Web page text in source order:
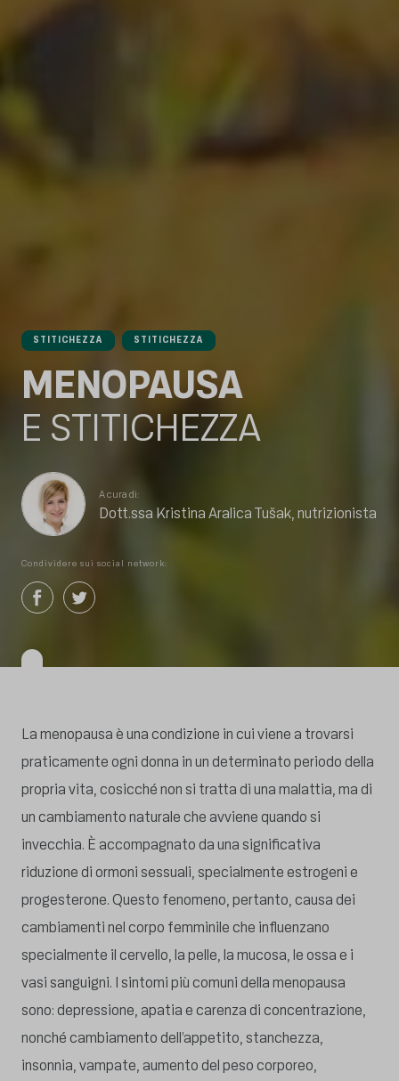
STITICHEZZA STITICHEZZA
MENOPAUSA
E STITICHEZZA
A cura di:
Dott.ssa Kristina Aralica Tušak, nutrizionista
Condividere sui social network:
La menopausa è una condizione in cui viene a trovarsi
praticamente ogni donna in un determinato periodo della
propria vita, cosicché non si tratta di una malattia, ma di
un cambiamento naturale che avviene quando si
invecchia. È accompagnato da una significativa
riduzione di ormoni sessuali, specialmente estrogeni e
progesterone. Questo fenomeno, pertanto, causa dei
cambiamenti nel corpo femminile che influenzano
specialmente il cervello, la pelle, la mucosa, le ossa e i
vasi sanguigni. I sintomi più comuni della menopausa
sono: depressione, apatia e carenza di concentrazione,
nonché cambiamento dell’appetito, stanchezza,
insonnia, vampate, aumento del peso corporeo,